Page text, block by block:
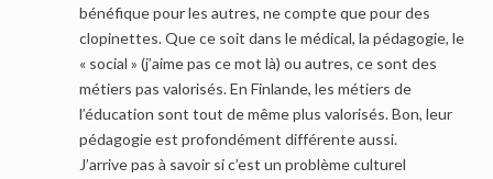
bénéfique pour les autres, ne compte que pour des
clopinettes. Que ce soit dans le médical, la pédagogie, le
« social » (j’aime pas ce mot là) ou autres, ce sont des
métiers pas valorisés. En Finlande, les métiers de
l’éducation sont tout de même plus valorisés. Bon, leur
pédagogie est profondément différente aussi.
J’arrive pas à savoir si c’est un problème culturel